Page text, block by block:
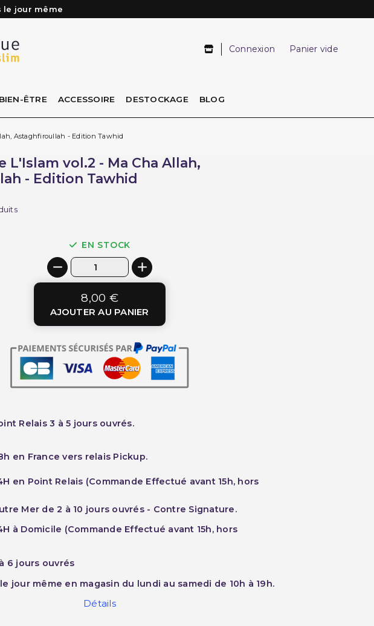
notre FAQ
(lun au Vend)
Connexion Panier vide
BIEN-ÊTRE ACCESSOIRE DESTOCKAGE BLOG
Astaghfiroullah - Edition Tawhid
L'Islam vol.2 - Ma Cha Allah,
- Edition Tawhid
EN STOCK
8,00 €
AJOUTER AU PANIER
Relais 3 à 5 jours ouvrés.
en France vers relais Pickup.
en Point Relais (Commande Effectué avant 15h, hors
Mer de 2 à 10 jours ouvrés - Contre Signature.
à Domicile (Commande Effectué avant 15h, hors
6 jours ouvrés
jour même en magasin du lundi au samedi de 10h à 19h.
Détails